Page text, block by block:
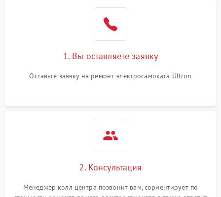
1. Вы оставляете заявку
Оставьте заявку на ремонт электросамоката Ultron
2. Консультация
Менеджер колл центра позвонит вам, сориентирует по